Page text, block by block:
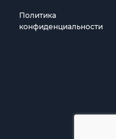
Политика
конфиденциальности